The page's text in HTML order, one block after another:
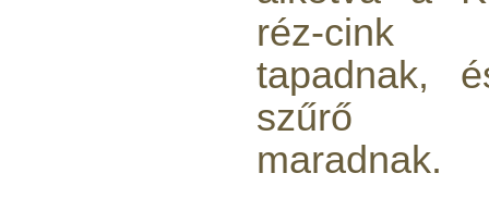
réz-cink
tapadnak,
szűrő
maradnak.